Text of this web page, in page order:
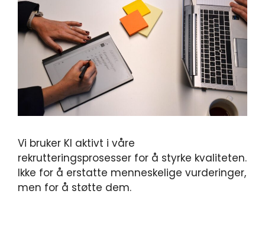
Vi bruker KI aktivt i våre
rekrutteringsprosesser for å styrke kvaliteten.
Ikke for å erstatte menneskelige vurderinger,
men for å støtte dem.